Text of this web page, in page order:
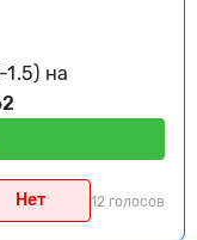
на
Нет 12 голосов